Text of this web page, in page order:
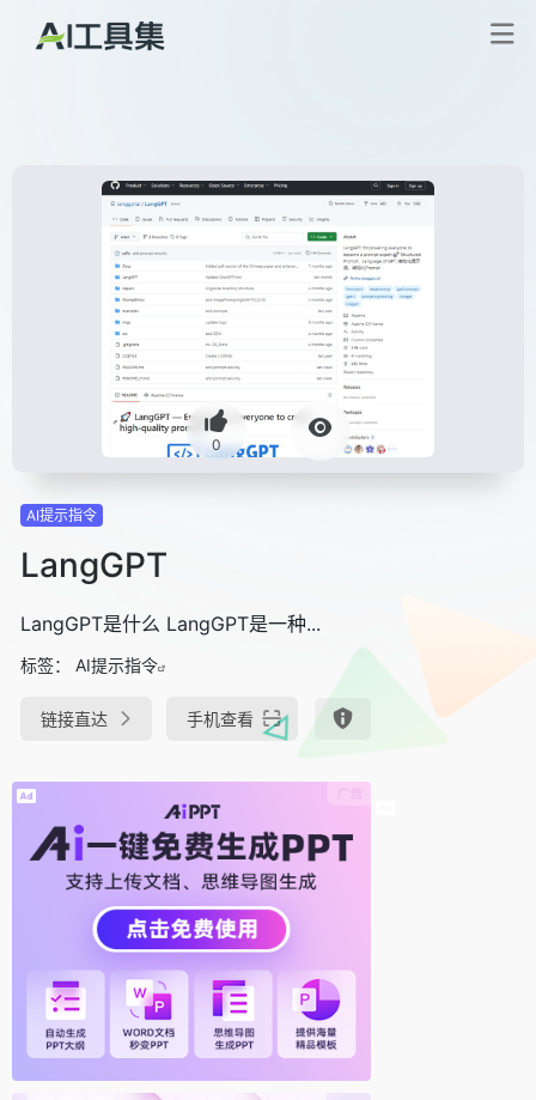
0
AI提示指令
LangGPT
LangGPT是什么 LangGPT是一种...
标签： AI提示指令
链接直达 手机查看